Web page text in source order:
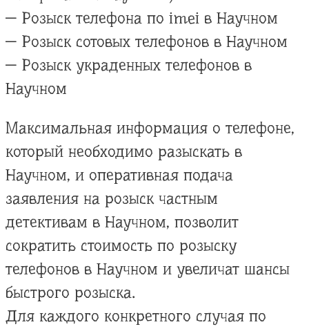
— Розыск телефона по imei в Научном
— Розыск сотовых телефонов в Научном
— Розыск украденных телефонов в
Научном
Максимальная информация о телефоне,
который необходимо разыскать в
Научном, и оперативная подача
заявления на розыск частным
детективам в Научном, позволит
сократить стоимость по розыску
телефонов в Научном и увеличат шансы
быстрого розыска.
Для каждого конкретного случая по